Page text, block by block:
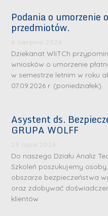
Podania o umorzenie
przedmiotów.
6 sierpnia 2026
Dziekanat WIiTCh
wniosków o umorzenie
w semestrze letnim w roku
07.09.2026 r. (poniedziałek).
Asystent ds.
GRUPA WOLFF
29 lipca 2026
Do naszego Działu Analiz
Szkoleń poszukujemy
obszarze bezpieczeństwa
oraz zdobywać
klientów